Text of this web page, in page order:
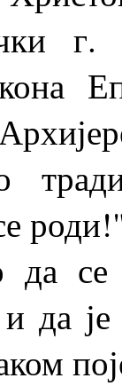
да
да